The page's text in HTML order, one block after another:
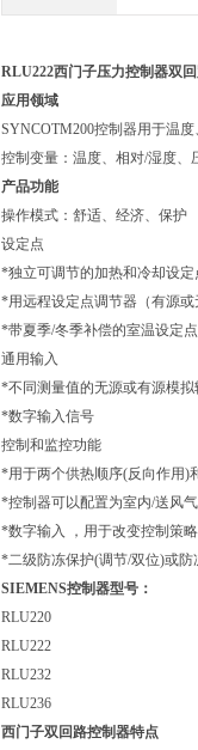
RLU222西门子压力控制器双
应用领域
SYNCOTM200控制器用于温
控制变量：温度、相对/湿度、
产品功能
操作模式：舒适、经济、保护
设定点
*独立可调节的加热和冷却设
*用远程设定点调节器（有源
*带夏季/冬季补偿的室温设定点
通用输入
*不同测量值的无源或有源模拟
*数字输入信号
控制和监控功能
*用于两个供热顺序(反向作用)
*控制器可以配置为室内/送风
*数字输入 ，用于改变控制策
*二级防冻保护(调节/双位)或防
SIEMENS控制器型号：
RLU220
RLU222
RLU232
RLU236
西门子双回路控制器特点